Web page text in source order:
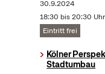
30.9.2024
18:30 bis 20:30 Uhr
Eintritt frei
Kölner
Stadtumbau